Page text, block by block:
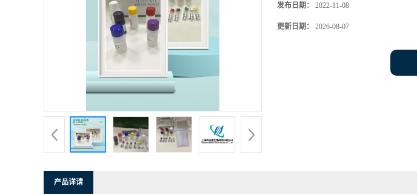
发布日期： 2022-11-08
更新日期： 2026-08-07
产品详请